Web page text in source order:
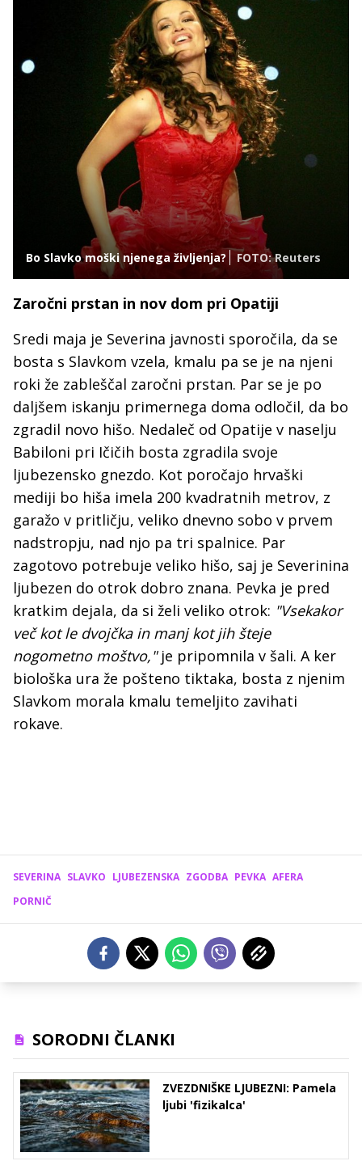
Bo Slavko moški njenega življenja? FOTO: Reuters
Zaročni prstan in nov dom pri Opatiji
Sredi maja je Severina javnosti sporočila, da se
bosta s Slavkom vzela, kmalu pa se je na njeni
roki že zableščal zaročni prstan. Par se je po
daljšem iskanju primernega doma odločil, da bo
zgradil novo hišo. Nedaleč od Opatije v naselju
Babiloni pri Ičičih bosta zgradila svoje
ljubezensko gnezdo. Kot poročajo hrvaški
mediji bo hiša imela 200 kvadratnih metrov, z
garažo v pritličju, veliko dnevno sobo v prvem
nadstropju, nad njo pa tri spalnice. Par
zagotovo potrebuje veliko hišo, saj je Severinina
ljubezen do otrok dobro znana. Pevka je pred
kratkim dejala, da si želi veliko otrok: "Vsekakor
več kot le dvojčka in manj kot jih šteje
nogometno moštvo,"je pripomnila v šali. A ker
biološka ura že pošteno tiktaka, bosta z njenim
Slavkom morala kmalu temeljito zavihati
rokave.
SEVERINA SLAVKO LJUBEZENSKA ZGODBA PEVKA AFERA
PORNIČ
SORODNI ČLANKI
ZVEZDNIŠKE LJUBEZNI: Pamela
ljubi 'fizikalca'